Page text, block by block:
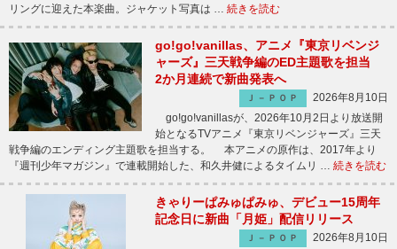
リングに迎えた本楽曲。ジャケット写真は … 続きを読む
go!go!vanillas、アニメ『東京リベンジ
ャーズ』三天戦争編のED主題歌を担当
2か月連続で新曲発表へ
Ｊ－ＰＯＰ
2026年8月10日
go!go!vanillasが、2026年10月2日より放送開
始となるTVアニメ『東京リベンジャーズ』三天
戦争編のエンディング主題歌を担当する。 本アニメの原作は、2017年より
『週刊少年マガジン』で連載開始した、和久井健によるタイムリ … 続きを読む
きゃりーぱみゅぱみゅ、デビュー15周年
記念日に新曲「月姫」配信リリース
Ｊ－ＰＯＰ
2026年8月10日